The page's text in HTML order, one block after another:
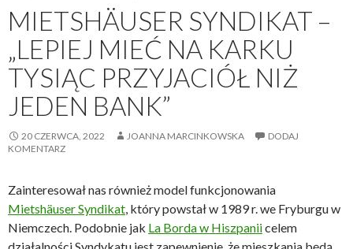
MIETSHÄUSER SYNDIKAT –
„LEPIEJ MIEĆ NA KARKU
TYSIĄC PRZYJACIÓŁ NIŻ
JEDEN BANK”
20 CZERWCA, 2022 JOANNA MARCINKOWSKA
DODAJ
KOMENTARZ
Zainteresował nas również model funkcjonowania
Mietshäuser Syndikat, który powstał w 1989 r. we Fryburgu w
Niemczech. Podobnie jak La Borda w Hiszpaniicelem